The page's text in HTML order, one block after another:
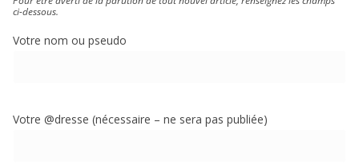
ci-dessous.
Votre nom ou pseudo
Votre @dresse (néces­saire – ne sera pas publiée)